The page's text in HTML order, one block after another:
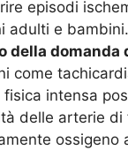
episodi
adulti e bambini.
della domanda
come
intensa
delle arterie di
ossigeno